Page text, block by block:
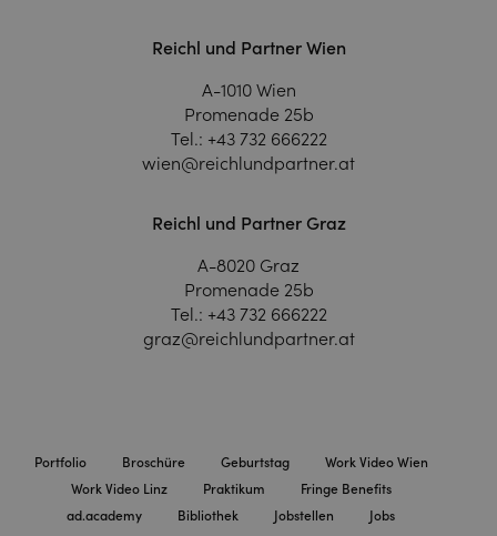
Reichl und Partner Wien
A-1010 Wien
Promenade 25b
Tel.: +43 732 666222
wien@reichlundpartner.at
Reichl und Partner Graz
A-8020 Graz
Promenade 25b
Tel.: +43 732 666222
graz@reichlundpartner.at
Portfolio Broschüre Geburtstag
Work Video Wien
Work Video Linz
Praktikum
Fringe Benefits
ad.academy
Bibliothek Jobstellen
Jobs